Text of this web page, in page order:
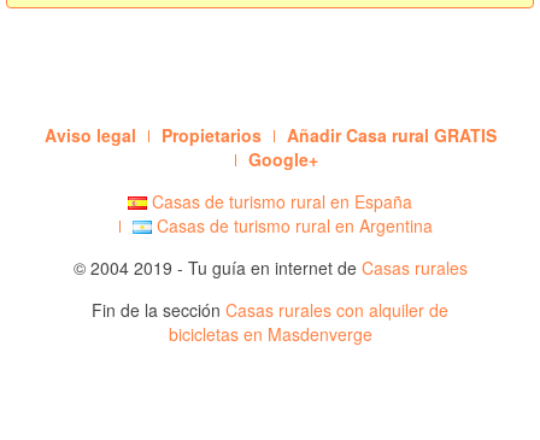
Aviso legal Propietarios
Añadir Casa rural GRATIS
Google+
Casas de turismo rural en España
Casas de turismo rural en Argentina
© 2004 2019 - Tu guía en internet de Casas rurales
Fin de la sección Casas rurales con alquiler de
bicicletas en Masdenverge